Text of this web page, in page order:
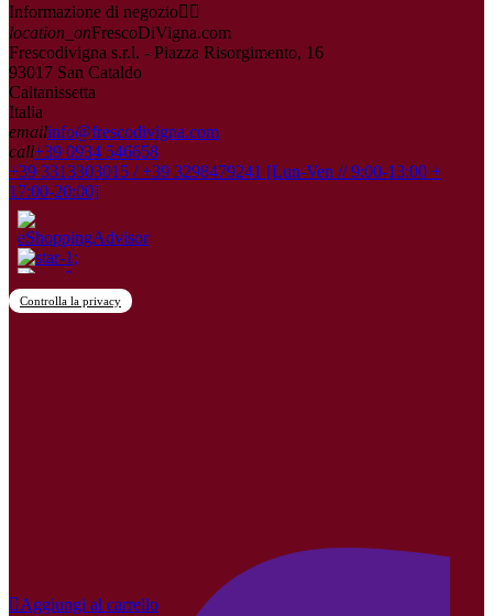
Informazione di negozio 
location_onFrescoDiVigna.com
Frescodivigna s.r.l. - Piazza Risorgimento, 16
93017 San Cataldo
Caltanissetta
Italia
emailinfo@frescodivigna.com
call+39 0934 546658
+39 3313303015 / +39 3298479241 [Lun-Ven // 9:00-13:00 +
17:00-20:00]
Controlla la privacy
Aggiungi al carrello